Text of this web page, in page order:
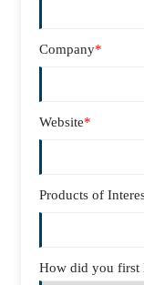
Company*
Website*
Products of
How did you first